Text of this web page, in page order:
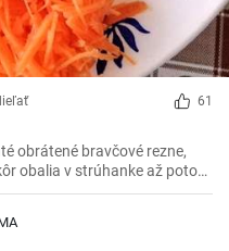
61
obrátené bravčové rezne,
obalia v strúhanke až potom
V kombinácii s